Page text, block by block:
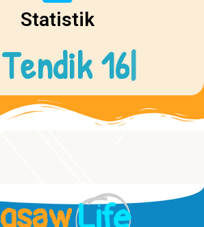
Statistik
Tendik 16|
Life